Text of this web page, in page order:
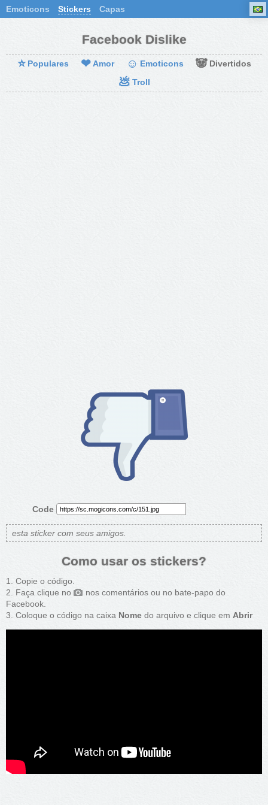
Emoticons Stickers Capas
Facebook Dislike
⭐ Populares ❤ Amor ☺ Emoticons 🐼 Divertidos
💩 Troll
Code
esta sticker com seus amigos.
Como usar os stickers?
Copie o código.
Faça clique no
nos comentários ou no bate-papo do
Facebook.
Coloque o código na caixa Nome do arquivo e clique em Abrir